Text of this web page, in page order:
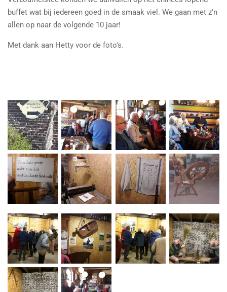
buffet wat bij iedereen goed in de smaak viel. We gaan met z'n
allen op naar de volgende 10 jaar!
Met dank aan Hetty voor de foto's.